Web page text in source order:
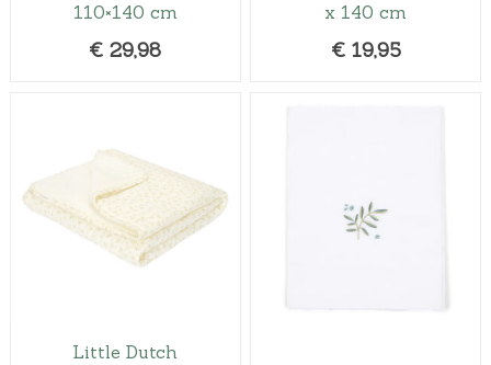
110×140 cm
€ 29,98
x 140 cm
€ 19,95
Little Dutch